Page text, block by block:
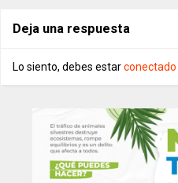
Deja una respuesta
Lo siento, debes estarconectado